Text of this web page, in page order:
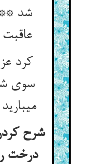
شد **
کرد
سوی
شرح
درخت